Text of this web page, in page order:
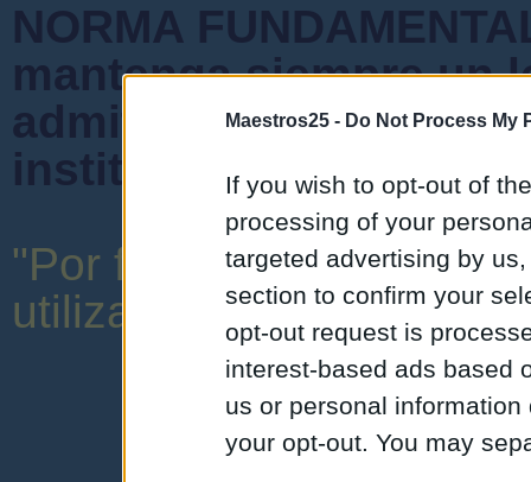
Maestros25 - Do Not Process My
If you wish to opt-out of
processing of your
targeted advertising by
section to confirm your
opt-out request is
interest-based ads based
us or personal
your opt-out. You may
NORMA
mantenga siempre un
admiten mensajes
instituciones ni que
"Por favor, no abuse de
utilizar una expresión y